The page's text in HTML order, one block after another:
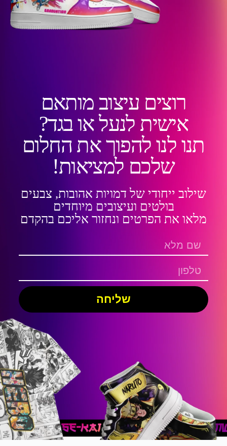
רוצים עיצוב מותאם
אישית לנעל או בגד?
תנו לנו להפוך את החלום
שלכם למציאות!
שילוב ייחודי של דמויות אהובות, צבעים
בולטים ועיצובים מיוחדים
מלאו את הפרטים ונחזור אליכם בהקדם
שליחה